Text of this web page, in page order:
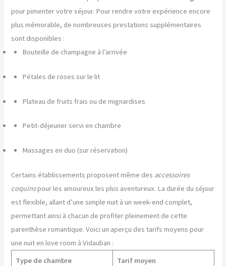
pour pimenter votre séjour. Pour rendre votre expérience encore
plus mémorable, de nombreuses prestations supplémentaires
sont disponibles :
Bouteille de champagne à l’arrivée
Pétales de roses sur le lit
Plateau de fruits frais ou de mignardises
Petit-déjeuner servi en chambre
Massages en duo (sur réservation)
Certains établissements proposent même des accessoires
coquinspour les amoureux les plus aventureux. La durée du séjour
est flexible, allant d’une simple nuit à un week-end complet,
permettant ainsi à chacun de profiter pleinement de cette
parenthèse romantique. Voici un aperçu des tarifs moyens pour
une nuit en love room à Vidauban :
Type de chambre
Tarif moyen